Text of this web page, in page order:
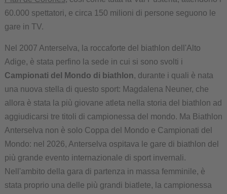
60.000 spettatori, e circa 150 milioni di persone seguono le
gare in TV.
Nel 2007 Anterselva, la roccaforte del biathlon dell'Alto
Adige, è stata perfino la sede in cui si sono svolti i
Campionati del Mondo di biathlon, durante i quali è nata
una nuova stella di questo sport: Magdalena Neuner, che
allora è stata la più giovane atleta nella storia del biathlon ad
aggiudicarsi tre titoli di campionessa del mondo. Ma Biathlon
Anterselva non è solo Coppa del Mondo e Campionati del
Mondo: nel 2026, Anterselva ospitava le gare di biathlon del
più grande evento internazionale di sport invernali.
Nell'ambito della gara di partenza in massa femminile, è
stata proprio una delle più grandi biatlete, la campionessa